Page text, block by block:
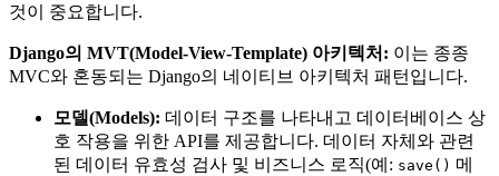
것이 중요합니다.
Django의 MVT(Model-View-Template) 아키텍처: 이는 종종
MVC와 혼동되는 Django의 네이티브 아키텍처 패턴입니다.
모델(Models): 데이터 구조를 나타내고 데이터베이스 상
호 작용을 위한 API를 제공합니다. 데이터 자체와 관련
된 데이터 유효성 검사 및 비즈니스 로직(예: save() 메